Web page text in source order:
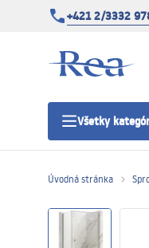
+421 2/3332
Všetky
Sprchové
Úvodná stránka